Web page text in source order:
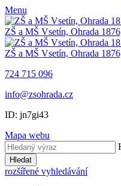
Menu
ZŠ a MŠ Vsetín, Ohrada
ZŠ a MŠ Vsetín, Ohrada
724 715 096
info@zsohrada.cz
ID: jn7gi43
Mapa webu
Hledat
rozšířené vyhledávání